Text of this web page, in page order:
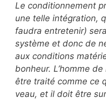
Le conditionnement
une telle intégration,
faudra entretenir)
système et donc de
aux conditions
bonheur. L’homme
être traité comme ce
veau, et il doit être